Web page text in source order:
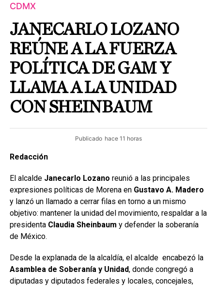
CDMX
JANECARLO LOZANO
REÚNE A LA FUERZA
POLÍTICA DE GAM Y
LLAMA A LA UNIDAD
CON SHEINBAUM
Publicado hace 11 horas
Redacción
El alcalde Janecarlo Lozano reunió a las principales
expresiones políticas de Morena en Gustavo A. Madero
y lanzó un llamado a cerrar filas en torno a un mismo
objetivo: mantener la unidad del movimiento, respaldar a la
presidenta Claudia Sheinbaum y defender la soberanía
de México.
Desde la explanada de la alcaldía, el alcalde encabezó la
Asamblea de Soberanía y Unidad, donde congregó a
diputadas y diputados federales y locales, concejales,